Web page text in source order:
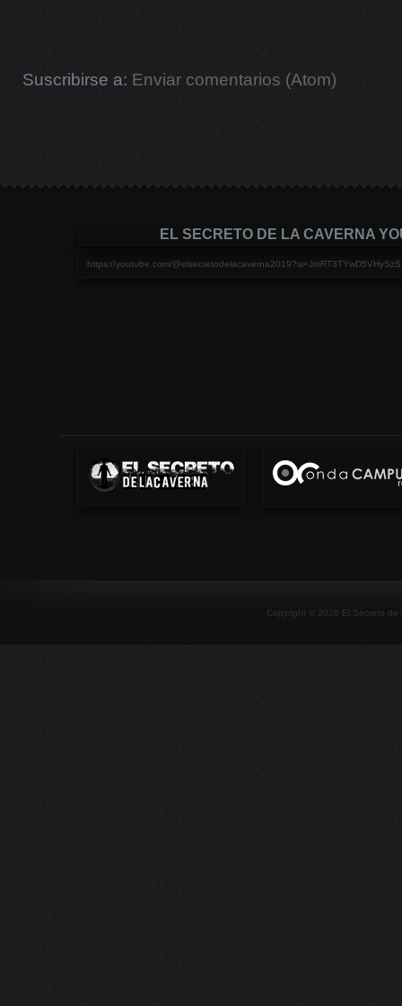
Suscribirse a: Enviar comentarios (Atom)
EL SECRETO DE LA CAVERNA
https://youtube.com/@elsecretodelacaverna2019?si=JmRT3TYwD5VHySzS
Copyright © 2026 El Secreto de